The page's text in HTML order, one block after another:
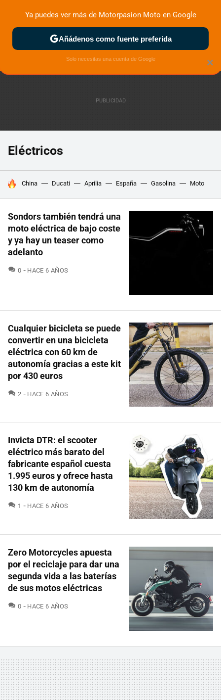
ZONA DE PRUEBAS DEPORTIVAS MOTOS ELÉCTRICAS
Eléctricos
HOY SE HABLA DE
China Ducati Aprilia España Gasolina Moto
Sondors también tendrá una
moto eléctrica de bajo coste
y ya hay un teaser como
adelanto
0 COMENTARIOS
HACE 6 AÑOS
Cualquier bicicleta se puede
convertir en una bicicleta
eléctrica con 60 km de
autonomía gracias a este kit
por 430 euros
2 COMENTARIOS
HACE 6 AÑOS
Invicta DTR: el scooter
eléctrico más barato del
fabricante español cuesta
1.995 euros y ofrece hasta
130 km de autonomía
1 COMENTARIOS
HACE 6 AÑOS
Zero Motorcycles apuesta
por el reciclaje para dar una
segunda vida a las baterías
de sus motos eléctricas
0 COMENTARIOS
HACE 6 AÑOS
×
Ya puedes ver más de Motorpasion Moto en Google
Añádenos como fuente preferida
Solo necesitas una cuenta de Google